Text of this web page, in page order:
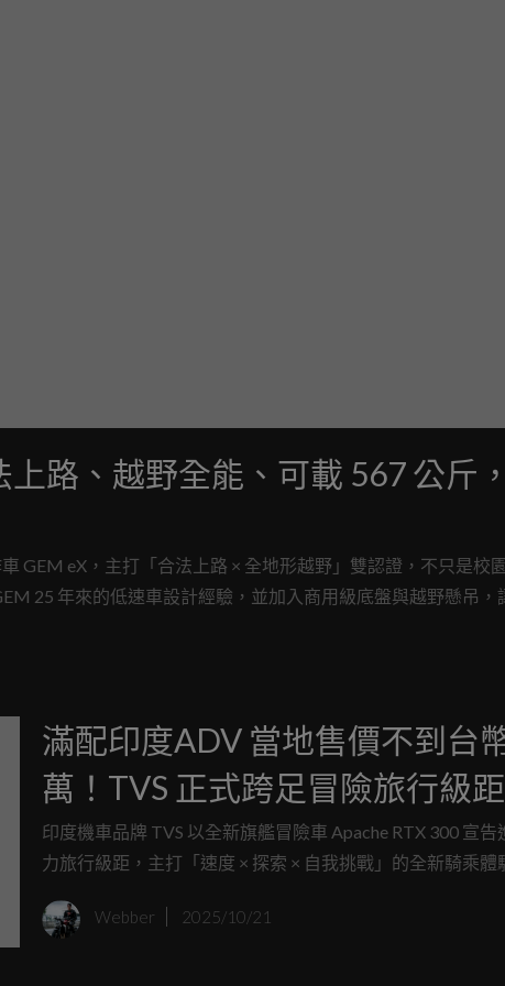
上路、越野全能、可載 567 公斤
GEM eX，主打「合法上路 × 全地形越野」雙認證，不只是校
25 年來的低速車設計經驗，並加入商用級底盤與越野懸吊，
滿配印度ADV 當地售價不到台
萬！TVS 正式跨足冒險旅行級
Apache RTX 300 超高CP值 挑
量級探險市場
印度機車品牌 TVS 以全新旗艦冒險車 Apache RTX 300 宣告
力旅行級距，主打「速度 × 探索 × 自我挑戰」的全新騎乘體
目前 BMW G310 平台），象徵 TVS 邁向全球高階車款市場
Webber 2025/10/21